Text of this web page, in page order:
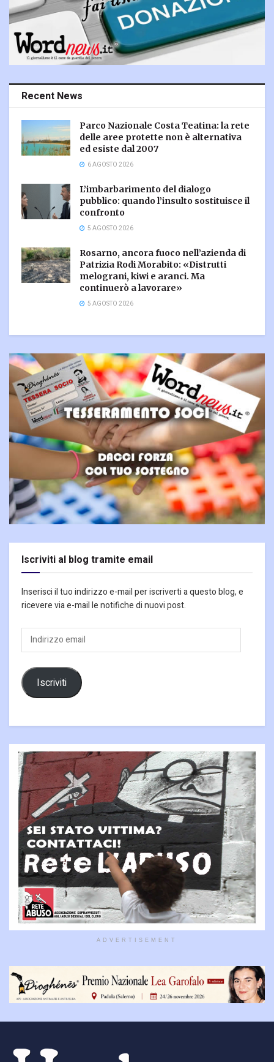
Recent News
Parco Nazionale Costa Teatina: la rete
delle aree protette non è alternativa
ed esiste dal 2007
6 AGOSTO 2026
L’imbarbarimento del dialogo
pubblico: quando l’insulto sostituisce il
confronto
5 AGOSTO 2026
Rosarno, ancora fuoco nell’azienda di
Patrizia Rodi Morabito: «Distrutti
melograni, kiwi e aranci. Ma
continuerò a lavorare»
5 AGOSTO 2026
Iscriviti al blog tramite email
Inserisci il tuo indirizzo e-mail per iscriverti a questo blog, e
ricevere via e-mail le notifiche di nuovi post.
Indirizzo
email
Iscriviti
ADVERTISEMENT